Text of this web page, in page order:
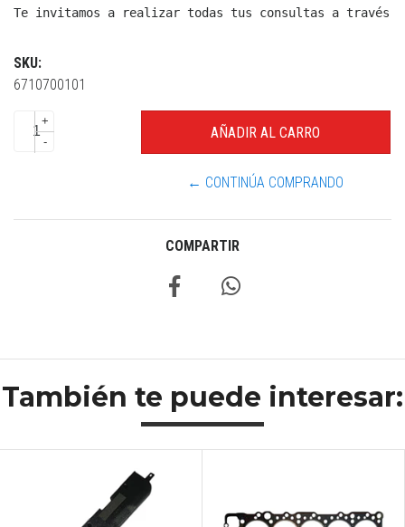
Te invitamos a realizar todas tus consultas a través
SKU:
6710700101
+
-
← CONTINÚA COMPRANDO
COMPARTIR
También te puede interesar: